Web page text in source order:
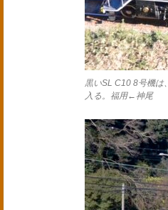
黒いSL C10 8号機は
入る。福用←神尾